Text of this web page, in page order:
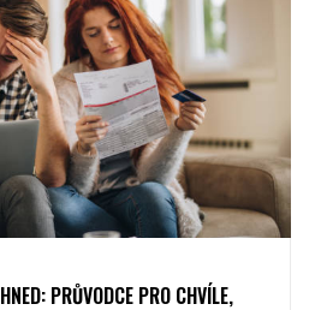
PRŮVODCE PRO CHVÍLE,